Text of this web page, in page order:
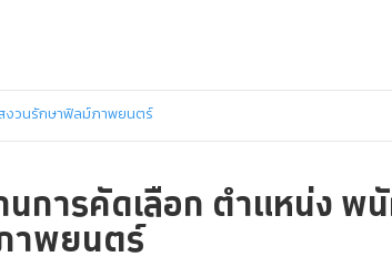
งวนรักษาฟิลม์ภาพยนตร์
การคัดเลือก ตำแหน่ง พ
าพยนตร์